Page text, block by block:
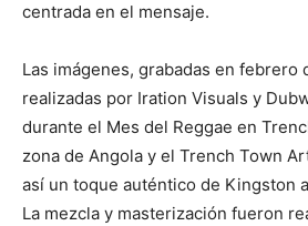
centrada en el mensaje.
Las imágenes, grabadas en febrero
realizadas por Iration Visuals y
durante el Mes del Reggae en
zona de Angola y el Trench Town
así un toque auténtico de Kingston
La mezcla y masterización fueron